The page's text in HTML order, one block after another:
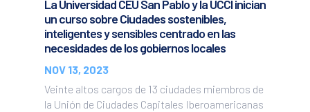
La Universidad CEU San Pablo y la UCCI inician
un curso sobre Ciudades sostenibles,
inteligentes y sensibles centrado en las
necesidades de los gobiernos locales
NOV 13, 2023
Veinte altos cargos de 13 ciudades miembros de
la Unión de Ciudades Capitales Iberoamericanas